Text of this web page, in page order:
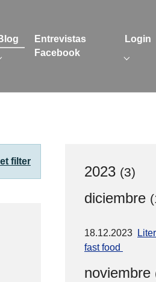
(current)
for "Blog"
Entrevistas
Facebook
Login
filter
2023 (3)
diciembre
18.12.2023
fast food
noviembre